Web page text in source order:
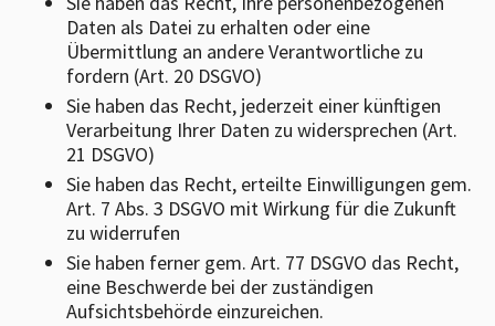
Daten als Datei zu erhalten oder eine
Übermittlung an andere Verantwortliche zu
fordern (Art. 20 DSGVO)
Sie haben das Recht, jederzeit einer künftigen
Verarbeitung Ihrer Daten zu widersprechen (Art.
21 DSGVO)
Sie haben das Recht, erteilte Einwilligungen gem.
Art. 7 Abs. 3 DSGVO mit Wirkung für die Zukunft
zu widerrufen
Sie haben ferner gem. Art. 77 DSGVO das Recht,
eine Beschwerde bei der zuständigen
Aufsichtsbehörde einzureichen.